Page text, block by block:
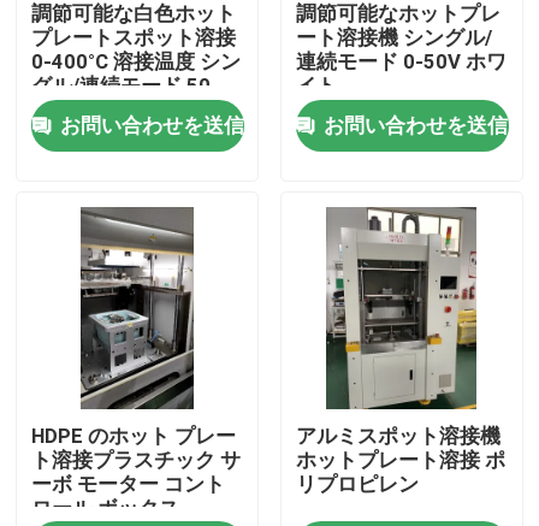
企業情報
会社案内
品質管理
お問い合わせ
見積依頼
熱い版の溶接機
プラスチックの熱板溶接
調節可能な白色ホット
プレートスポット溶接
0-400°C 溶接温度 シン
グル/連続モード 50-
500mm
お問い合わせを送信
調節可能なホットプレ
ート溶接機 シングル/
連続モード 0-50V ホワ
イト
お問い合わせを送信
HDPE のホット プレー
ト溶接プラスチック サ
ーボ モーター コント
ロール ボックス
アルミスポット溶接機
ホットプレート溶接 ポ
リプロピレン